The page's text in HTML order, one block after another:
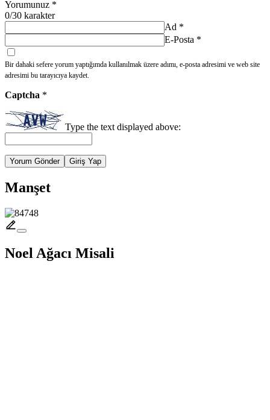
Yorumunuz *
0/30 karakter
Ad *
E-Posta *
Bir dahaki sefere yorum yaptığımda kullanılmak üzere adımı, e-posta adresimi ve web site
adresimi bu tarayıcıya kaydet.
Captcha *
Type the text displayed above:
Yorum Gönder Giriş Yap
Manşet
Noel Ağacı Misali